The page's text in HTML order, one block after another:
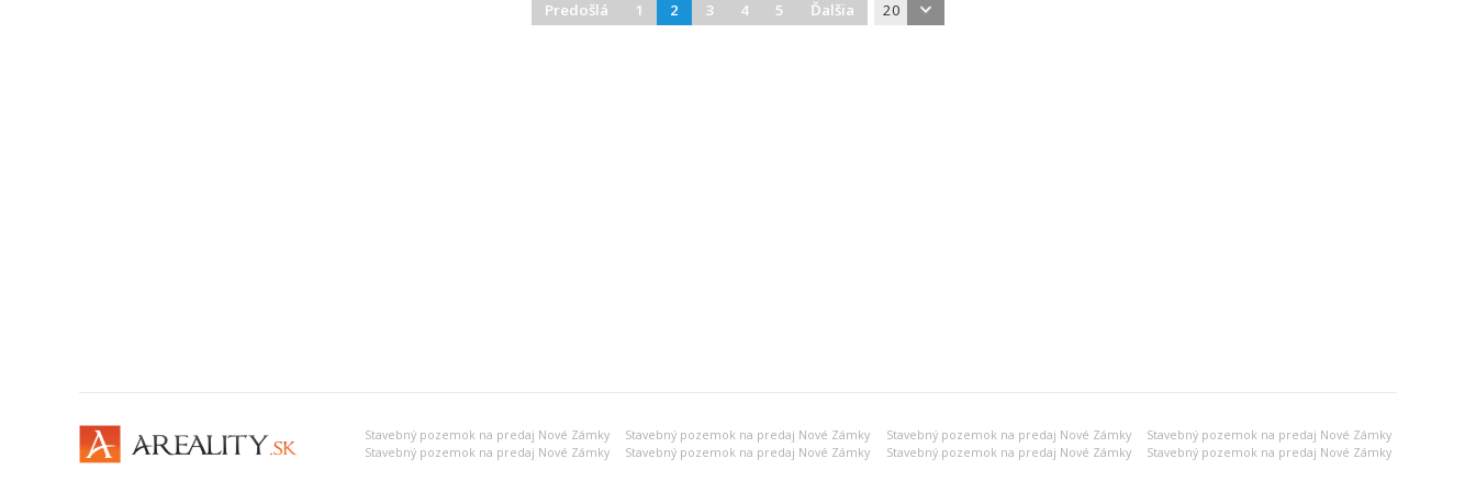
Predošlá 1 2 3 4 5 Ďalšia 20
Stavebný pozemok na predaj Nové Zámky Stavebný pozemok na predaj Nové Zámky Stavebný pozemok na predaj Nové Zámky
Stavebný pozemok na predaj Nové Zámky
Stavebný pozemok na predaj Nové Zámky
Stavebný pozemok na predaj Nové Zámky Stavebný pozemok na predaj Nové Zámky Stavebný pozemok na predaj Nové Zámky